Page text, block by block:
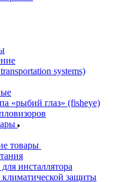
systems)
«рыбий глаз» (fisheye)
товары
инсталлятора
защиты